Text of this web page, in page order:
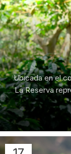
Ubicada en el
La Reserva